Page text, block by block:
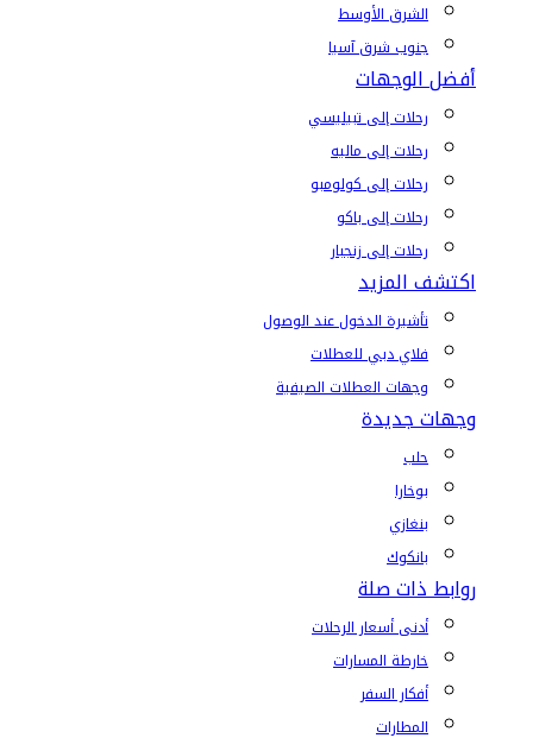
الشرق الأوسط
جنوب شرق آسيا
أفضل الوجهات
رحلات إلى تبيليسي
رحلات إلى ماليه
رحلات إلى كولومبو
رحلات إلى باكو
رحلات إلى زنجبار
اكتشف المزيد
تأشيرة الدخول عند الوصول
فلاي دبي للعطلات
وجهات العطلات الصيفية
وجهات جديدة
حلب
بوخارا
بنغازي
بانكوك
روابط ذات صلة
أدنى أسعار الرحلات
خارطة المسارات
أفكار السفر
المطارات